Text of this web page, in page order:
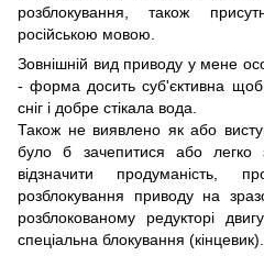
розблокування, також
російською мовою.
Зовнішній вид приводу у мене
- форма досить суб'єктивна
сніг і добре стікала вода.
Також не виявлено як або
було б зачепитися або легко
відзначити продуманість,
розблокування приводу на
розблокованому редукторі
спеціальна блокування (кінцевик).